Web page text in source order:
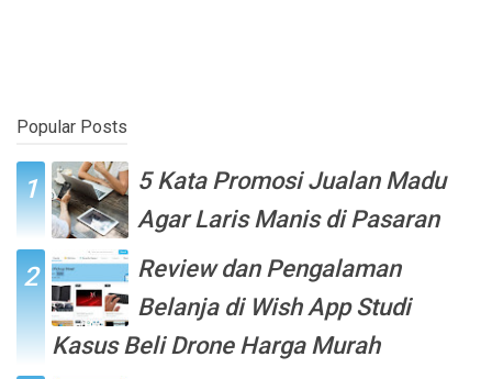
Popular Posts
5 Kata Promosi Jualan Madu
Agar Laris Manis di Pasaran
Review dan Pengalaman
Belanja di Wish App Studi
Kasus Beli Drone Harga Murah